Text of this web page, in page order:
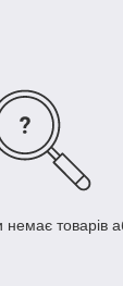
немає товарів